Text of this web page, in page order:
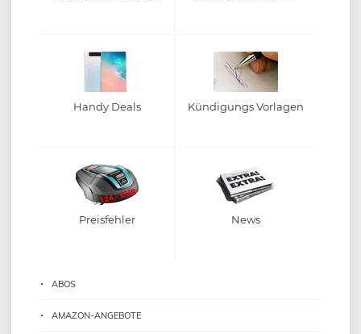
Handy Deals Kündigungs Vorlagen
Preisfehler News
ABOS
AMAZON-ANGEBOTE